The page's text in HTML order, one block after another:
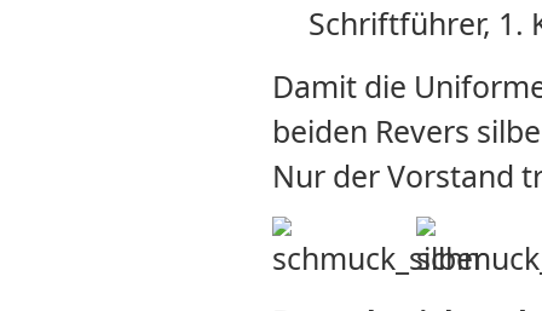
Schriftführer, 1.
Damit die
beiden Revers
Nur der Vorstand